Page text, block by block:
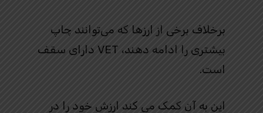
برخلاف برخی از ارزها که می‌توانند چاپ
بیشتری را ادامه دهند، VET دارای سقف
است.
این به آن کمک می کند ارزش خود را در